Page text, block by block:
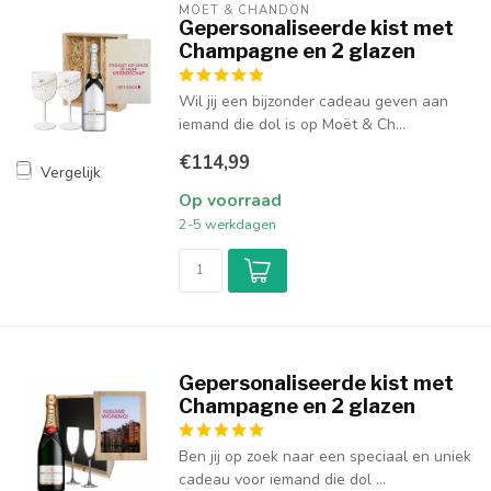
Vergelijk
MOËT & CHANDON
Gepersonaliseerde kist met
Champagne en 2 glazen
Wil jij een bijzonder cadeau geven aan
iemand die dol is op Moët & Ch...
€114,99
Op voorraad
2-5 werkdagen
Gepersonaliseerde kist met
Champagne en 2 glazen
Ben jij op zoek naar een speciaal en uniek
cadeau voor iemand die dol ...